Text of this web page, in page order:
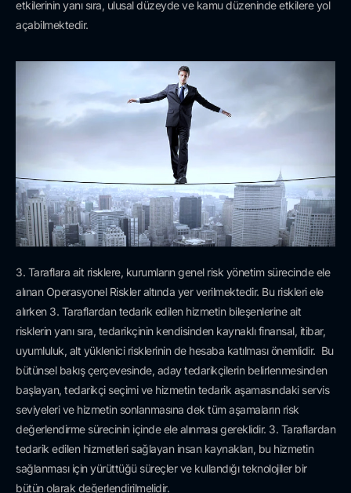
etkilerinin yanı sıra, ulusal düzeyde ve kamu düzeninde etkilere yol
açabilmektedir.
3. Taraflara ait risklere, kurumların genel risk yönetim sürecinde ele
alınan Operasyonel Riskler altında yer verilmektedir. Bu riskleri ele
alırken 3. Taraflardan tedarik edilen hizmetin bileşenlerine ait
risklerin yanı sıra, tedarikçinin kendisinden kaynaklı finansal, itibar,
uyumluluk, alt yüklenici risklerinin de hesaba katılması önemlidir. Bu
bütünsel bakış çerçevesinde, aday tedarikçilerin belirlenmesinden
başlayan, tedarikçi seçimi ve hizmetin tedarik aşamasındaki servis
seviyeleri ve hizmetin sonlanmasına dek tüm aşamaların risk
değerlendirme sürecinin içinde ele alınması gereklidir. 3. Taraflardan
tedarik edilen hizmetleri sağlayan insan kaynakları, bu hizmetin
sağlanması için yürüttüğü süreçler ve kullandığı teknolojiler bir
bütün olarak değerlendirilmelidir.